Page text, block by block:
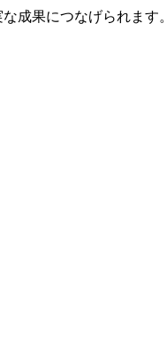
成果につなげられます。